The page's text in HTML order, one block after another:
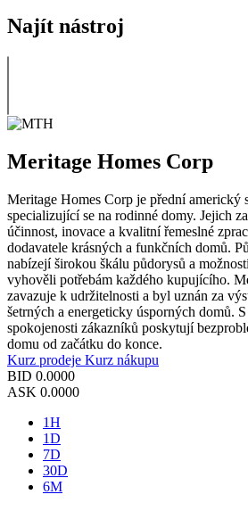
Najít nástroj
Meritage Homes Corp
Meritage Homes Corp je přední americký
specializující se na rodinné domy. Jejich
účinnost, inovace a kvalitní řemeslné
dodavatele krásných a funkčních domů.
nabízejí širokou škálu půdorysů a
vyhověli potřebám každého kupujícího.
zavazuje k udržitelnosti a byl uznán za
šetrných a energeticky úsporných domů.
spokojenosti zákazníků poskytují
domu od začátku do konce.
Kurz prodeje Kurz nákupu
BID 0.0000
ASK 0.0000
1H
1D
7D
30D
6M